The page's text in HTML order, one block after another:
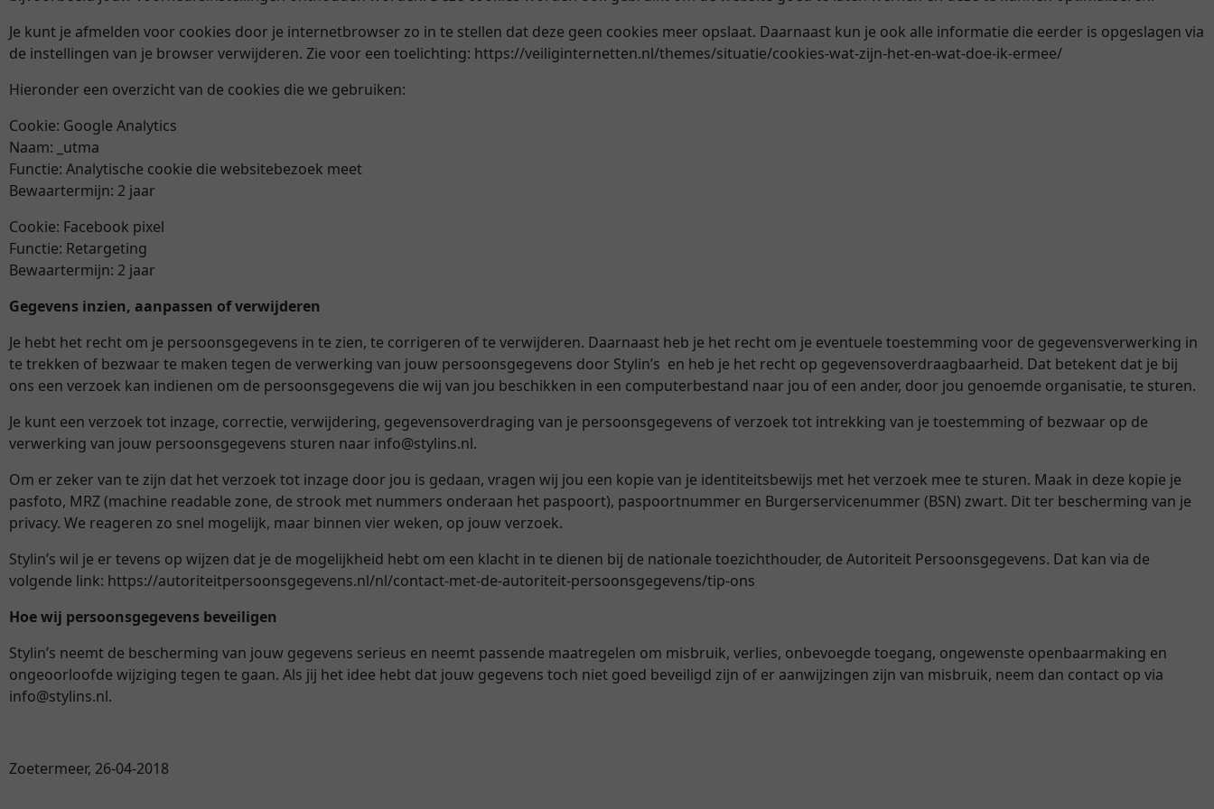
Je kunt je afmelden voor cookies door je internetbrowser zo in te stellen dat deze geen cookies meer opslaat. Daarnaast kun je ook alle informatie die eerder is opgeslagen via
de instellingen van je browser verwijderen. Zie voor een toelichting: https://veiliginternetten.nl/themes/situatie/cookies-wat-zijn-het-en-wat-doe-ik-ermee/
Hieronder een overzicht van de cookies die we gebruiken:
Cookie: Google Analytics
Naam: _utma
Functie: Analytische cookie die websitebezoek meet
Bewaartermijn: 2 jaar
Cookie: Facebook pixel
Functie: Retargeting
Bewaartermijn: 2 jaar
Gegevens inzien, aanpassen of verwijderen
Je hebt het recht om je persoonsgegevens in te zien, te corrigeren of te verwijderen. Daarnaast heb je het recht om je eventuele toestemming voor de gegevensverwerking in
te trekken of bezwaar te maken tegen de verwerking van jouw persoonsgegevens door Stylin’s en heb je het recht op gegevensoverdraagbaarheid. Dat betekent dat je bij
ons een verzoek kan indienen om de persoonsgegevens die wij van jou beschikken in een computerbestand naar jou of een ander, door jou genoemde organisatie, te sturen.
Je kunt een verzoek tot inzage, correctie, verwijdering, gegevensoverdraging van je persoonsgegevens of verzoek tot intrekking van je toestemming of bezwaar op de
verwerking van jouw persoonsgegevens sturen naar info@stylins.nl.
Om er zeker van te zijn dat het verzoek tot inzage door jou is gedaan, vragen wij jou een kopie van je identiteitsbewijs met het verzoek mee te sturen. Maak in deze kopie je
pasfoto, MRZ (machine readable zone, de strook met nummers onderaan het paspoort), paspoortnummer en Burgerservicenummer (BSN) zwart. Dit ter bescherming van je
privacy. We reageren zo snel mogelijk, maar binnen vier weken, op jouw verzoek.
Stylin’s wil je er tevens op wijzen dat je de mogelijkheid hebt om een klacht in te dienen bij de nationale toezichthouder, de Autoriteit Persoonsgegevens. Dat kan via de
volgende link: https://autoriteitpersoonsgegevens.nl/nl/contact-met-de-autoriteit-persoonsgegevens/tip-ons
Hoe wij persoonsgegevens beveiligen
Stylin’s neemt de bescherming van jouw gegevens serieus en neemt passende maatregelen om misbruik, verlies, onbevoegde toegang, ongewenste openbaarmaking en
ongeoorloofde wijziging tegen te gaan. Als jij het idee hebt dat jouw gegevens toch niet goed beveiligd zijn of er aanwijzingen zijn van misbruik, neem dan contact op via
info@stylins.nl.
Zoetermeer, 26-04-2018